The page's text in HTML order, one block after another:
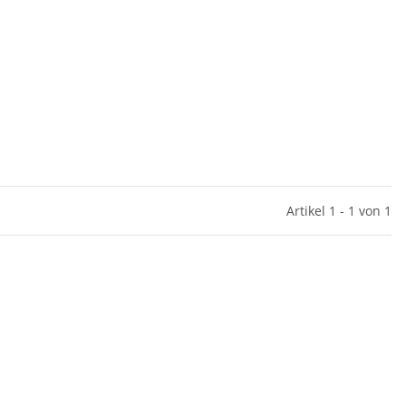
Artikel 1 - 1 von 1